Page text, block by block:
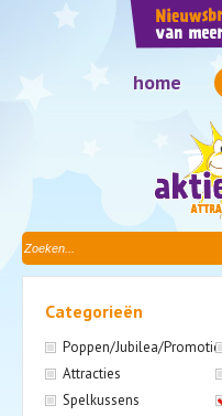
home
Categorieën
Poppen/Jubilea/Promotie
Attracties
Spelkussens